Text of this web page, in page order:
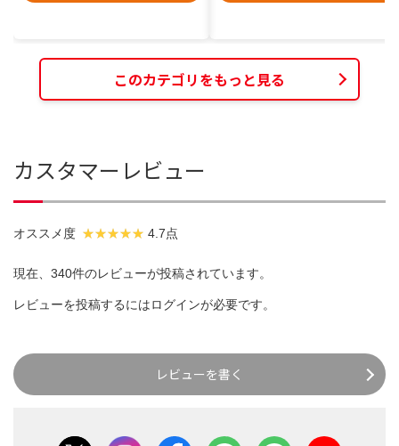
このカテゴリをもっと見る
カスタマーレビュー
オススメ度 4.7点
現在、340件のレビューが投稿されています。
レビューを投稿するにはログインが必要です。
レビューを書く